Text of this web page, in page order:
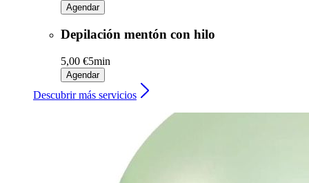
Agendar
Depilación mentón con hilo
5,00 €5min
Agendar
Descubrir más servicios